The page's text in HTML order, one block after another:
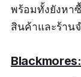
พร้อมทั้งยังหา
สินค้าและร้าน